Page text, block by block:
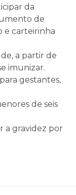
da
de
e carteirinha
a partir de
imunizar.
gestantes,
de seis
a gravidez por